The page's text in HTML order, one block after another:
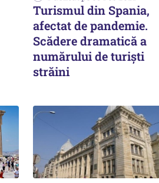
Turismul din Spania,
afectat de pandemie.
Scădere dramatică a
numărului de turiști
străini